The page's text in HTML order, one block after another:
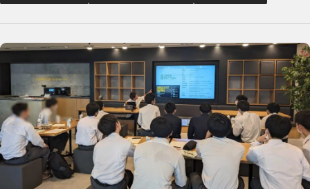
ト制度「スパイスキッズ」を通した支援…